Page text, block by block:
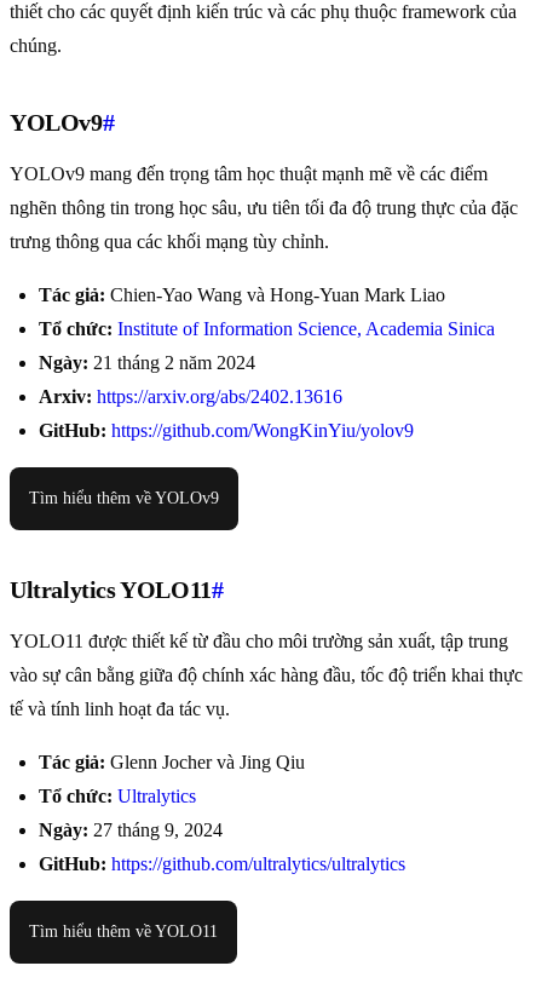
thiết cho các quyết định kiến trúc và các phụ thuộc framework của
chúng.
YOLOv9#
YOLOv9 mang đến trọng tâm học thuật mạnh mẽ về các điểm
nghẽn thông tin trong học sâu, ưu tiên tối đa độ trung thực của đặc
trưng thông qua các khối mạng tùy chỉnh.
Tác giả: Chien-Yao Wang và Hong-Yuan Mark Liao
Tổ chức: Institute of Information Science, Academia Sinica
Ngày: 21 tháng 2 năm 2024
Arxiv: https://arxiv.org/abs/2402.13616
GitHub: https://github.com/WongKinYiu/yolov9
Tìm hiểu thêm về YOLOv9
Ultralytics YOLO11#
YOLO11 được thiết kế từ đầu cho môi trường sản xuất, tập trung
vào sự cân bằng giữa độ chính xác hàng đầu, tốc độ triển khai thực
tế và tính linh hoạt đa tác vụ.
Tác giả: Glenn Jocher và Jing Qiu
Tổ chức: Ultralytics
Ngày: 27 tháng 9, 2024
GitHub: https://github.com/ultralytics/ultralytics
Tìm hiểu thêm về YOLO11